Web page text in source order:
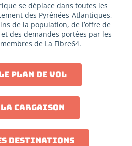
se déplace dans toutes les
des Pyrénées-Atlantiques,
de la population, de l’offre de
des demandes portées par les
de La Fibre64.
plan de vol
cargaison
destinations